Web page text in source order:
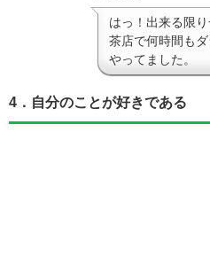
はっ！出来る限
茶店で何時間も
やってました。
4．自分のことが好きである